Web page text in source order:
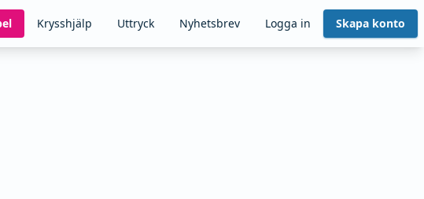
Krysshjälp Uttryck Nyhetsbrev Logga in Skapa konto